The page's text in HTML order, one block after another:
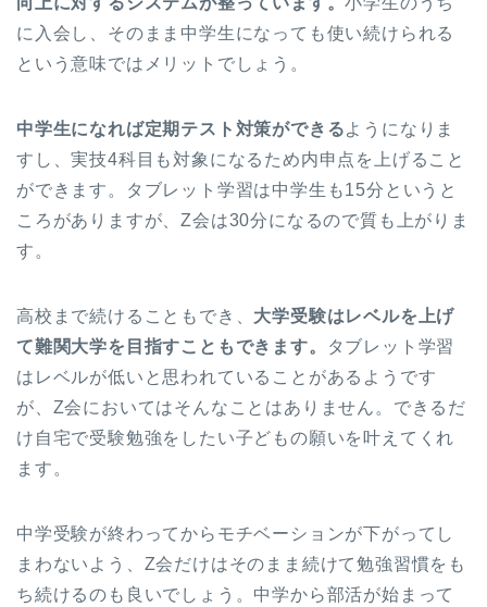
に入会し、そのまま中学生になっても使い続けられる
という意味ではメリットでしょう。
中学生になれば定期テスト対策ができるようになりま
すし、実技4科目も対象になるため内申点を上げること
ができます。タブレット学習は中学生も15分というと
ころがありますが、Z会は30分になるので質も上がりま
す。
高校まで続けることもでき、 大学受験はレベルを上げ
て難関大学を目指すこともできます。
タブレット学習
はレベルが低いと思われていることがあるようです
が、Z会においてはそんなことはありません。できるだ
け自宅で受験勉強をしたい子どもの願いを叶えてくれ
ます。
中学受験が終わってからモチベーションが下がってし
まわないよう、Z会だけはそのまま続けて勉強習慣をも
ち続けるのも良いでしょう。中学から部活が始まって